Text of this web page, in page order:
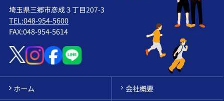
埼玉県三郷市彦成３丁目207-3
TEL:048-954-5600
FAX:048-954-5614
ホーム 会社概要